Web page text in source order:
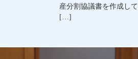
産分割協議書を作成し
[…]